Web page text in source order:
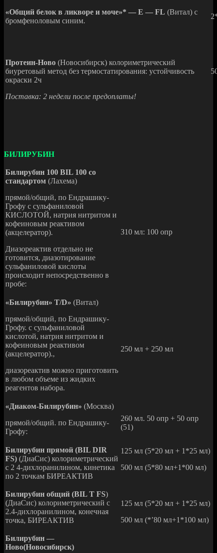
«Общий белок в ликворе и моче»* — Е — FL (Витал) с
бромфеноловым синим.
Протеин-Ново (Новосибирск) колориметрический
биуретовый метод без термостатирования: устойчивость
окраски 2ч
Поставка: 2 недели после предоплаты!
БИЛИРУБИН
Билирубин 100 BIL 100 со
стандартом (Лахема)
прямой/общий, по Ендрашику-
Грофу с сульфаниловой
КИСЛОТОЙ, натрия нитритом и
кофеиновым реактивом
(акцелератор).
Диазореактив отдельно не
готовится, диазотирование
сульфаниловой кислоты
происходит непосредственно в
пробе:
З10 мл: 100 опр
«Билирубин» Т/D» (Витал)
прямой/общий, по Ендрашику-
Грофу. с сульфаниловой
кислотой, натрия нитритом и
кофеиновым реактивом
(акцелератор).,
диазореактив можно приготовить
в любом объеме из жидких
реагентов набора.
250 мл + 250 мл
«Диаком-Билирубин» (Москва)
прямой/общий. по Ендрашику-
Грофу:
260 мл. 50 опр + 50 опр
(51)
Билирубин прямой (BIL DIR
FS) (ДиаСис) колориметрический
с 2 4-дихлоранилином, кинетика
по 2 точкам БИРЕАКТИВ
125 мл (5*20 мл + 1*25 мл)
500 мл (5*80 мл+1*00 мл)
Билирубин общий (BIL Т FS)
(ДиаСис) колориметрический с
2.4-дихлоранилином, конечная
точка, БИРЕАКТИВ
125 мл (5*20 мл + 1*25 мл)
500 мл (*’80 мл+1*100 мл)
Билирубин —
Ново(Новосибирск)